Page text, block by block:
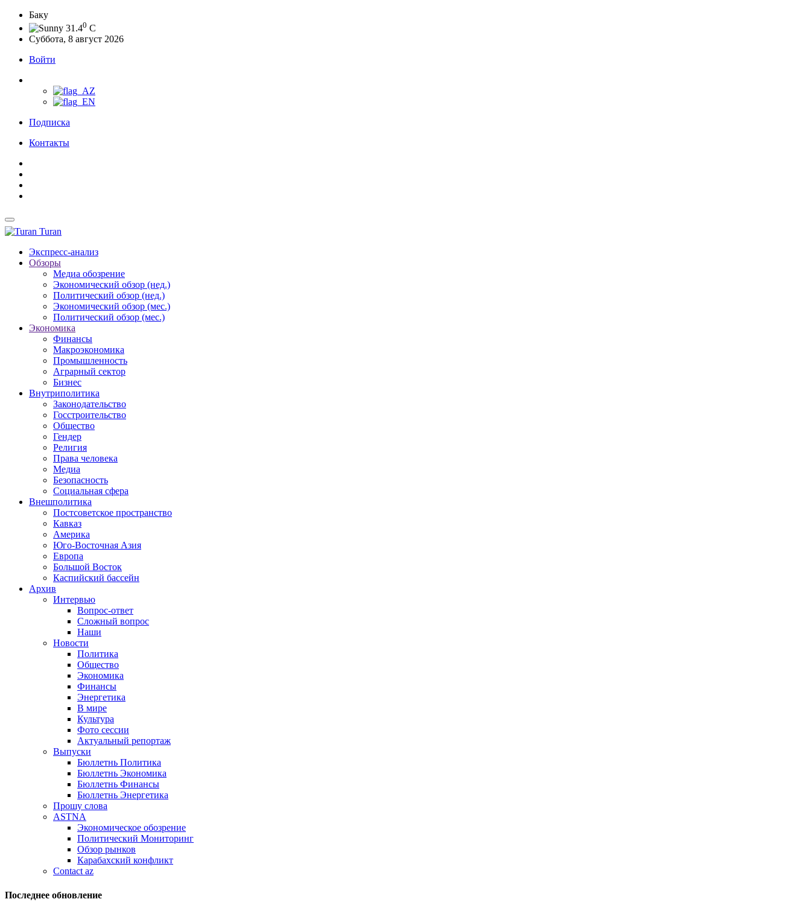
Баку
31.40 C
Суббота, 8 август 2026
Войти
Подписка
Контакты
Turan
Экспресс-анализ
Обзоры
Медиа обозрение
Экономический обзор (нед.)
Политический обзор (нед.)
Экономический обзор (мес.)
Политический обзор (мес.)
Экономика
Финансы
Макроэкономика
Промышленность
Аграрный сектор
Бизнес
Внутриполитика
Законодательство
Госстроительство
Общество
Гендер
Религия
Права человека
Медиа
Безопасность
Социальная сфера
Внешполитика
Постсоветское пространство
Кавказ
Америка
Юго-Восточная Азия
Европа
Большой Восток
Каспийский бассейн
Архив
Интервью
Вопрос-ответ
Сложный вопрос
Наши
Новости
Политика
Общество
Экономика
Финансы
Энергетика
В мире
Культура
Фото сессии
Актуальный репортаж
Выпуски
Бюллетнь Политика
Бюллетнь Экономика
Бюллетнь Финансы
Бюллетнь Энергетика
Прошу слова
ASTNA
Экономическое обозрение
Политический Мониторинг
Обзор рынков
Карабахский конфликт
Contact az
Последнее обновление